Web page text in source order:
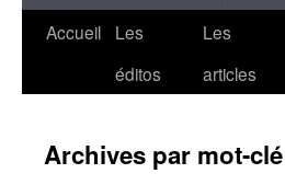
Accueil
Les
éditos
Les
articles
Archives par mot-